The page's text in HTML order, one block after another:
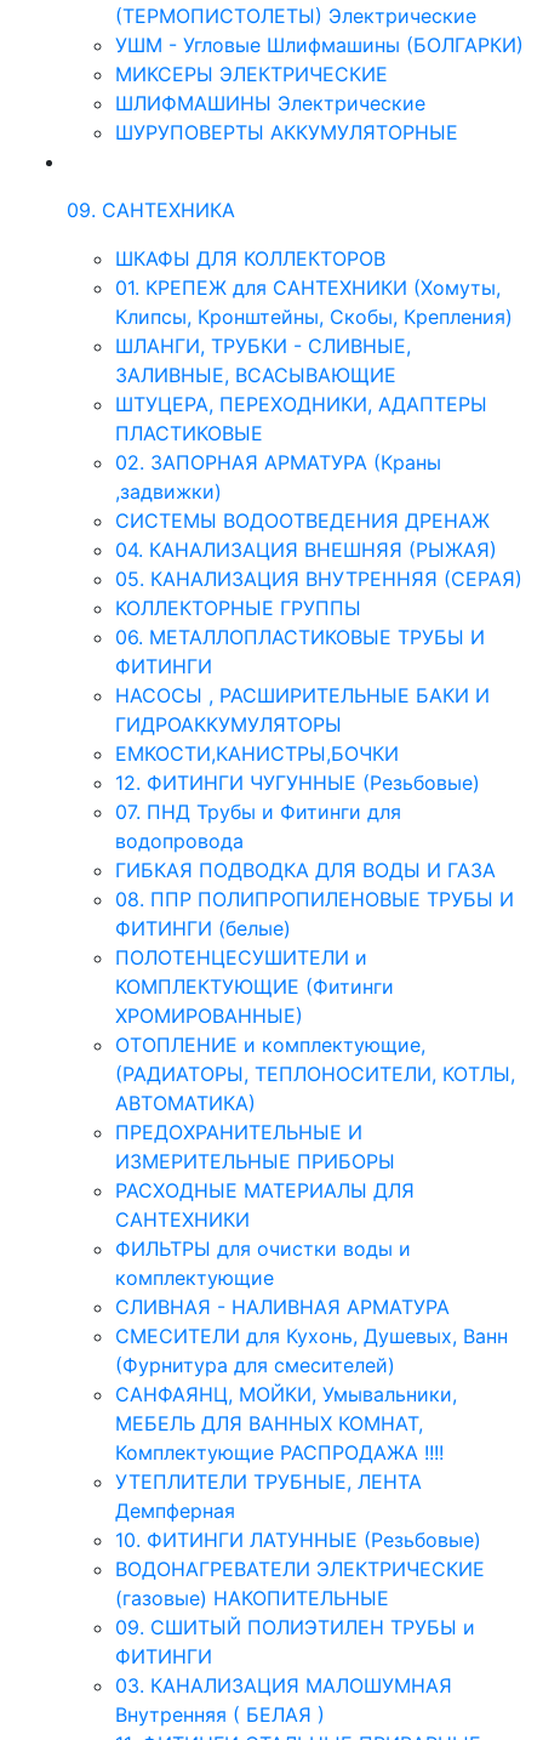
(ТЕРМОПИСТОЛЕТЫ) Электрические
УШМ - Угловые Шлифмашины (БОЛГАРКИ)
МИКСЕРЫ ЭЛЕКТРИЧЕСКИЕ
ШЛИФМАШИНЫ Электрические
ШУРУПОВЕРТЫ АККУМУЛЯТОРНЫЕ
09. САНТЕХНИКА
ШКАФЫ ДЛЯ КОЛЛЕКТОРОВ
01. КРЕПЕЖ для САНТЕХНИКИ (Хомуты,
Клипсы, Кронштейны, Скобы, Крепления)
ШЛАНГИ, ТРУБКИ - СЛИВНЫЕ,
ЗАЛИВНЫЕ, ВСАСЫВАЮЩИЕ
ШТУЦЕРА, ПЕРЕХОДНИКИ, АДАПТЕРЫ
ПЛАСТИКОВЫЕ
02. ЗАПОРНАЯ АРМАТУРА (Краны
,задвижки)
СИСТЕМЫ ВОДООТВЕДЕНИЯ ДРЕНАЖ
04. КАНАЛИЗАЦИЯ ВНЕШНЯЯ (РЫЖАЯ)
05. КАНАЛИЗАЦИЯ ВНУТРЕННЯЯ (СЕРАЯ)
КОЛЛЕКТОРНЫЕ ГРУППЫ
06. МЕТАЛЛОПЛАСТИКОВЫЕ ТРУБЫ И
ФИТИНГИ
НАСОСЫ , РАСШИРИТЕЛЬНЫЕ БАКИ И
ГИДРОАККУМУЛЯТОРЫ
ЕМКОСТИ,КАНИСТРЫ,БОЧКИ
12. ФИТИНГИ ЧУГУННЫЕ (Резьбовые)
07. ПНД Трубы и Фитинги для
водопровода
ГИБКАЯ ПОДВОДКА ДЛЯ ВОДЫ И ГАЗА
08. ППР ПОЛИПРОПИЛЕНОВЫЕ ТРУБЫ И
ФИТИНГИ (белые)
ПОЛОТЕНЦЕСУШИТЕЛИ и
КОМПЛЕКТУЮЩИЕ (Фитинги
ХРОМИРОВАННЫЕ)
ОТОПЛЕНИЕ и комплектующие,
(РАДИАТОРЫ, ТЕПЛОНОСИТЕЛИ, КОТЛЫ,
АВТОМАТИКА)
ПРЕДОХРАНИТЕЛЬНЫЕ И
ИЗМЕРИТЕЛЬНЫЕ ПРИБОРЫ
РАСХОДНЫЕ МАТЕРИАЛЫ ДЛЯ
САНТЕХНИКИ
ФИЛЬТРЫ для очистки воды и
комплектующие
СЛИВНАЯ - НАЛИВНАЯ АРМАТУРА
СМЕСИТЕЛИ для Кухонь, Душевых, Ванн
(Фурнитура для смесителей)
САНФАЯНЦ, МОЙКИ, Умывальники,
МЕБЕЛЬ ДЛЯ ВАННЫХ КОМНАТ,
Комплектующие РАСПРОДАЖА !!!!
УТЕПЛИТЕЛИ ТРУБНЫЕ, ЛЕНТА
Демпферная
10. ФИТИНГИ ЛАТУННЫЕ (Резьбовые)
ВОДОНАГРЕВАТЕЛИ ЭЛЕКТРИЧЕСКИЕ
(газовые) НАКОПИТЕЛЬНЫЕ
09. СШИТЫЙ ПОЛИЭТИЛЕН ТРУБЫ и
ФИТИНГИ
03. КАНАЛИЗАЦИЯ МАЛОШУМНАЯ
Внутренняя ( БЕЛАЯ )